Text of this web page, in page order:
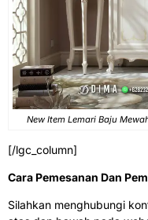
New Item Lemari Baju
[/lgc_column]
Cara Pemesanan Dan
Silahkan menghubungi